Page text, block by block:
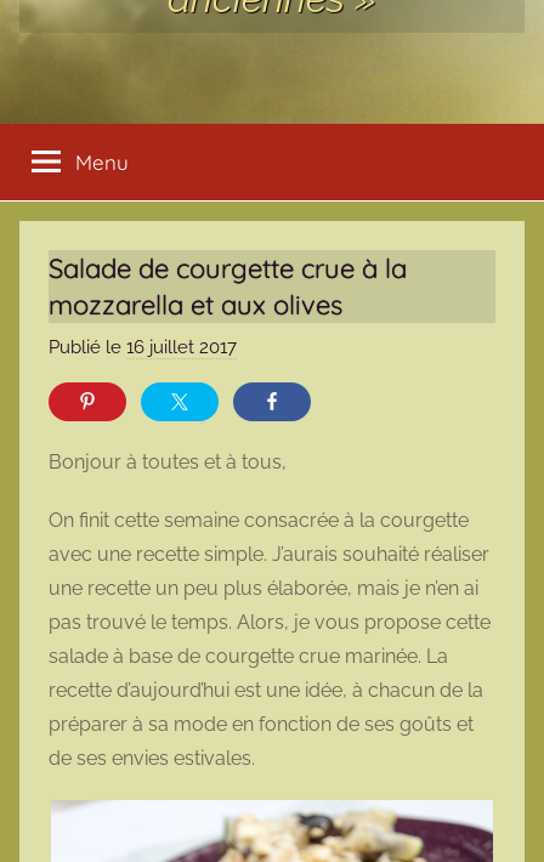
Menu
Salade de courgette crue à la
mozzarella et aux olives
Publié le 16 juillet 2017
a
r
a
o
t
t
e
Bonjour à toutes et à tous,
On finit cette semaine consacrée à la courgette
avec une recette simple. J’aurais souhaité réaliser
une recette un peu plus élaborée, mais je n’en ai
pas trouvé le temps. Alors, je vous propose cette
salade à base de courgette crue marinée. La
recette d’aujourd’hui est une idée, à chacun de la
préparer à sa mode en fonction de ses goûts et
de ses envies estivales.